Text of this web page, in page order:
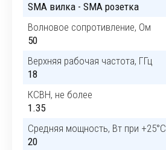
SMA вилка - SMA розетка
Волновое сопротивление, Ом
50
Верхняя рабочая частота, ГГц
18
КСВН, не более
1.35
Средняя мощность, Вт при +25°C
20